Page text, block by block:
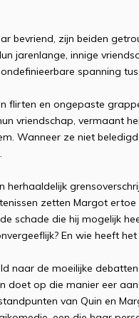
bevriend, zijn beiden
jarenlange, innige
spanning
flirten en ongepaste
vriendschap, vermaant
Wanneer ze niet
herhaaldelijk
zetten Margot
schade die hij mogelijk
En wie heeft
naar de moeilijke
doet op die manier eer
van Quin en